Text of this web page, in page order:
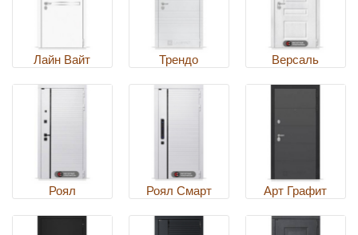
Лайн Вайт Трендо Версаль
Роял Роял Смарт Арт Графит